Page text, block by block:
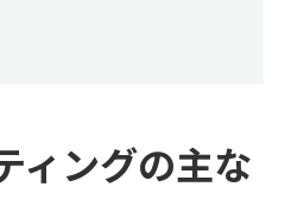
ィングの主な